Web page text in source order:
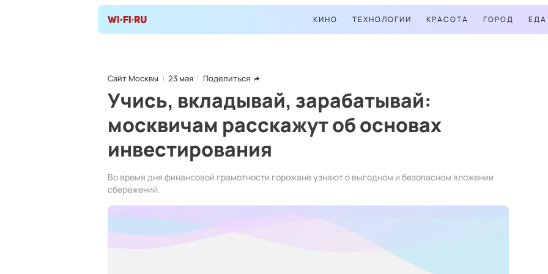
КИНО ТЕХНОЛОГИИ КРАСОТА ГОРОД ЕДА
Сайт Москвы 23 мая Поделиться
Учись, вкладывай, зарабатывай:
москвичам расскажут об основах
инвестирования
Во время дня финансовой грамотности горожане узнают о выгодном и безопасном вложении
сбережений.